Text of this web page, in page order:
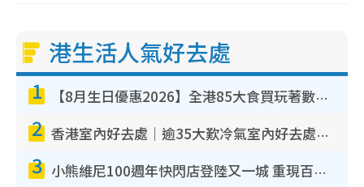
港生活人氣好去處
1 【8月生日優惠2026】全港85大食買玩著數攻略 自助餐/火鍋放題同行免費＋誠品/DONKI送現金券
2 香港室內好去處｜逾35大歎冷氣室內好去處推介 室內活動免費避雨無懼落雨
3 小熊維尼100週年快閃店登陸又一城 重現百畝森林經典場景／獨家限定盲盒登場／專屬DIY香水